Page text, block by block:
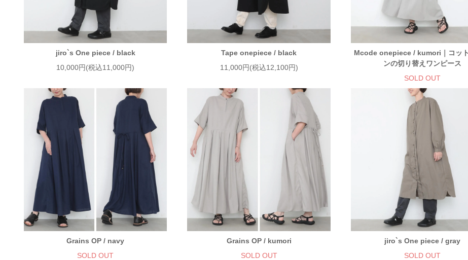
jiro`s One piece / black
10,000円(税込11,000円)
Tape onepiece / black
11,000円(税込12,100円)
Mcode onepiece / kumori｜コッ
ンの切り替えワンピース
SOLD OUT
Grains OP / navy
SOLD OUT
Grains OP / kumori
SOLD OUT
jiro`s One piece / gray
SOLD OUT